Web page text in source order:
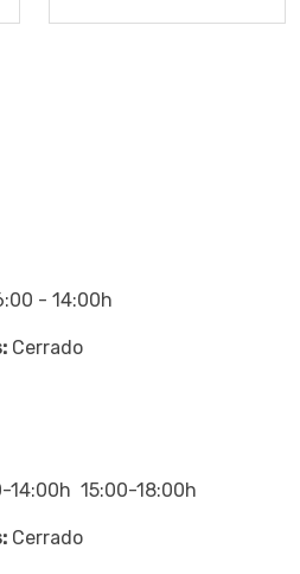
- 14:00h
Cerrado
14:00h 15:00-18:00h
Cerrado